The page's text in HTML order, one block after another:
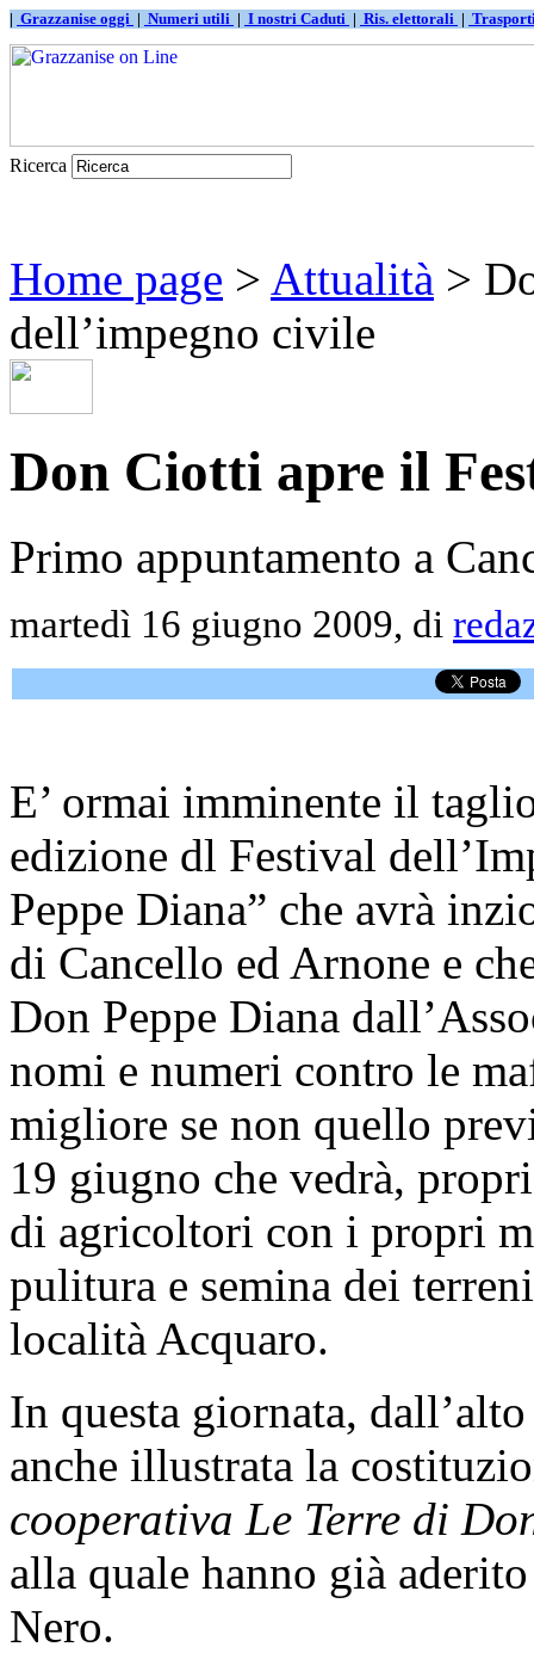
| Grazzanise oggi | Numeri utili | I nostri Caduti | Ris. elettorali |
Ricerca
Home page > Attualità >
dell’impegno civile
Don Ciotti apre il
Primo appuntamento a
martedì 16 giugno 2009, di
E’ ormai imminente il
edizione dl Festival
Peppe Diana” che avrà
di Cancello ed Arnone e
Don Peppe Diana
nomi e numeri contro le
migliore se non quello
19 giugno che vedrà,
di agricoltori con i propri
pulitura e semina dei
località Acquaro.
In questa giornata,
anche illustrata la
cooperativa Le Terre di
alla quale hanno già
Nero.